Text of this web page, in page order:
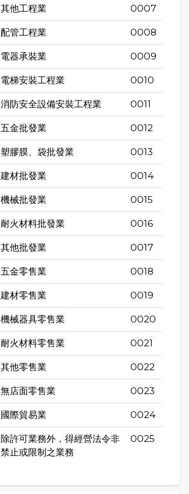
其他工程業 0007
配管工程業 0008
電器承裝業 0009
電梯安裝工程業 0010
消防安全設備安裝工程業 0011
五金批發業 0012
塑膠膜、袋批發業 0013
建材批發業 0014
機械批發業 0015
耐火材料批發業 0016
其他批發業 0017
五金零售業 0018
建材零售業 0019
機械器具零售業 0020
耐火材料零售業 0021
其他零售業 0022
無店面零售業 0023
國際貿易業 0024
除許可業務外，得經營法令非
禁止或限制之業務
0025